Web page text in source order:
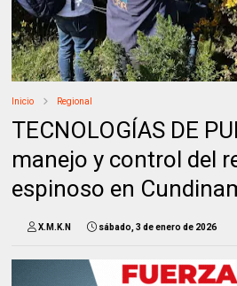
Inicio Regional
TECNOLOGÍAS DE
manejo y control del
espinoso en
X.M.K.N sábado, 3 de enero de 2026